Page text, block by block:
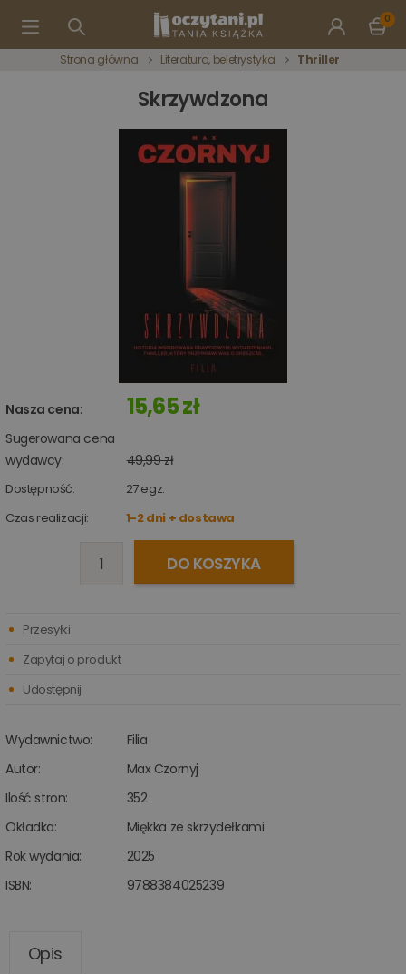
0
Strona główna Literatura, beletrystyka Thriller
Skrzywdzona
Nasza cena: 15,65 zł
Sugerowana cena
wydawcy:
49,99 zł
Dostępność: 27egz.
Czas realizacji:
1-2 dni + dostawa
DO KOSZYKA
Wydawnictwo:
Filia
Autor:
Max Czornyj
Ilość stron:
352
Okładka:
Miękka ze skrzydełkami
Rok wydania:
2025
ISBN:
9788384025239
Przesyłki
Zapytaj o produkt
Udostępnij
Opis